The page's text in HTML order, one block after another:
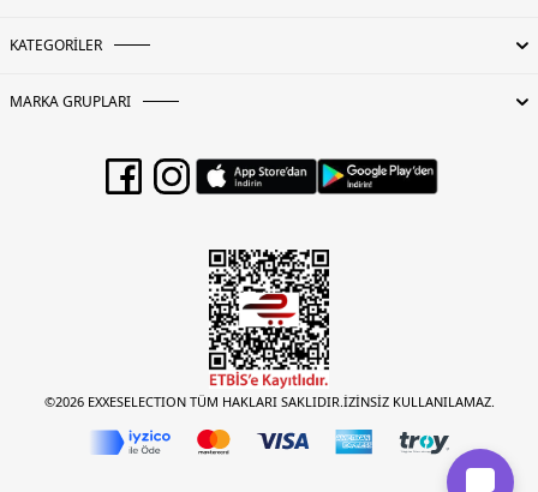
KATEGORİLER
MARKA GRUPLARI
©2026 EXXESELECTION TÜM HAKLARI SAKLIDIR.İZİNSİZ KULLANILAMAZ.